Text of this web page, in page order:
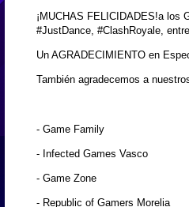
¡MUCHAS FELICIDADES!a los
#JustDance, #ClashRoyale,
Un AGRADECIMIENTO en
También agradecemos a
- Game Family
- Infected Games Vasco
- Game Zone
- Republic of Gamers Morelia